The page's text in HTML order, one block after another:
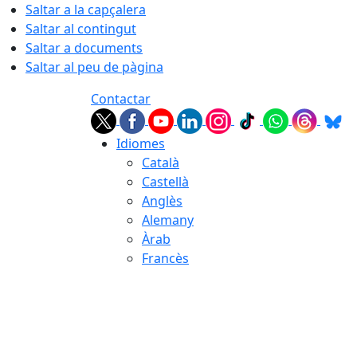
Saltar a la capçalera
Saltar al contingut
Saltar a documents
Saltar al peu de pàgina
Contactar
Idiomes
Català
Castellà
Anglès
Alemany
Àrab
Francès